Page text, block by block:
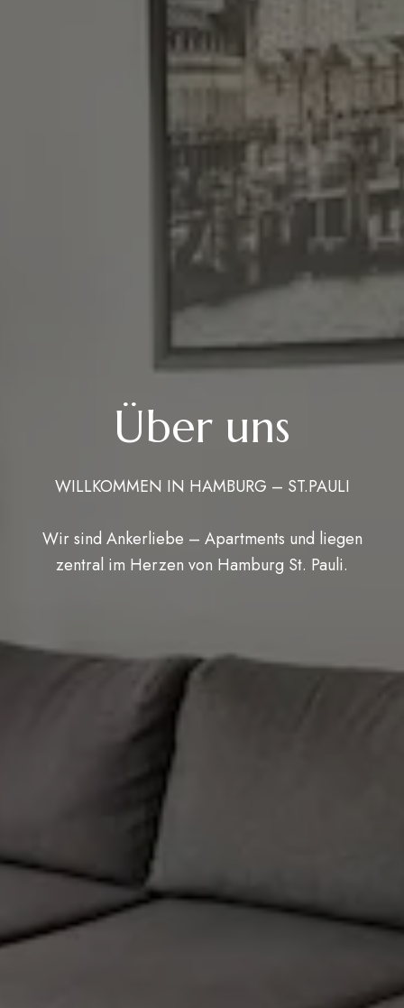
Über uns
WILLKOMMEN IN HAMBURG – ST.PAULI
Wir sind Ankerliebe – Apartments und liegen
zentral im Herzen von Hamburg St. Pauli.